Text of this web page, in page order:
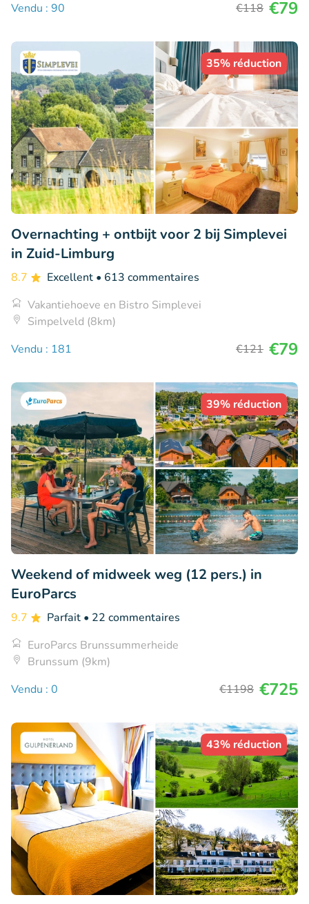
Vendu : 90 €118 €79
35% réduction
Overnachting + ontbijt voor 2 bij Simplevei
in Zuid-Limburg
8.7 Excellent • 613 commentaires
Vakantiehoeve en Bistro Simplevei
Simpelveld (8km)
Vendu : 181
€121 €79
39% réduction
Weekend of midweek weg (12 pers.) in
EuroParcs
9.7 Parfait • 22 commentaires
EuroParcs Brunssummerheide
Brunssum (9km)
Vendu : 0
€1198 €725
43% réduction